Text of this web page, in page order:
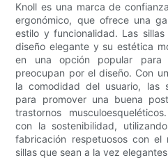
Knoll es una marca de
ergonómico, que ofrece una
estilo y funcionalidad. Las
diseño elegante y su estética
en una opción popular para
preocupan por el diseño. Con
la comodidad del usuario, las
para promover una buena
trastornos
con la sostenibilidad,
fabricación respetuosos con
sillas que sean a la vez